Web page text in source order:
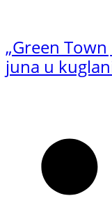
„Green Town
juna u